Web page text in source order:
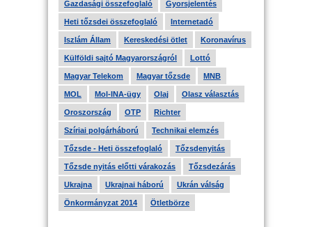
Gazdasági összefoglaló Gyorsjelentés
Heti tőzsdei összefoglaló Internetadó
Iszlám Állam Kereskedési ötlet Koronavírus
Külföldi sajtó Magyarországról Lottó
Magyar Telekom Magyar tőzsde MNB
MOL Mol-INA-ügy Olaj Olasz választás
Oroszország OTP Richter
Szíriai polgárháború Technikai elemzés
Tőzsde - Heti összefoglaló Tőzsdenyitás
Tőzsde nyitás előtti várakozás Tőzsdezárás
Ukrajna Ukrajnai háború Ukrán válság
Önkormányzat 2014 Ötletbörze